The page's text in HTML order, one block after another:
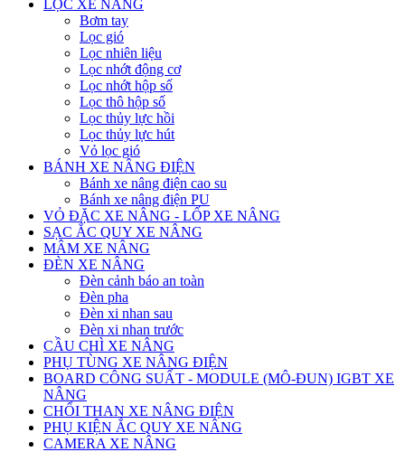
LỌC XE NÂNG
Bơm tay
Lọc gió
Lọc nhiên liệu
Lọc nhớt động cơ
Lọc nhớt hộp số
Lọc thô hộp số
Lọc thủy lực hồi
Lọc thủy lực hút
Vỏ lọc gió
BÁNH XE NÂNG ĐIỆN
Bánh xe nâng điện cao su
Bánh xe nâng điện PU
VỎ ĐẶC XE NÂNG - LỐP XE NÂNG
SẠC ẮC QUY XE NÂNG
MÂM XE NÂNG
ĐÈN XE NÂNG
Đèn cảnh báo an toàn
Đèn pha
Đèn xi nhan sau
Đèn xi nhan trước
CẦU CHÌ XE NÂNG
PHỤ TÙNG XE NÂNG ĐIỆN
BOARD CÔNG SUẤT - MODULE (MÔ-ĐUN) IGBT XE
NÂNG
CHỔI THAN XE NÂNG ĐIỆN
PHỤ KIỆN ẮC QUY XE NÂNG
CAMERA XE NÂNG